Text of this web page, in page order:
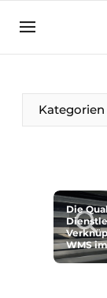
Kategorien
Die
WMS